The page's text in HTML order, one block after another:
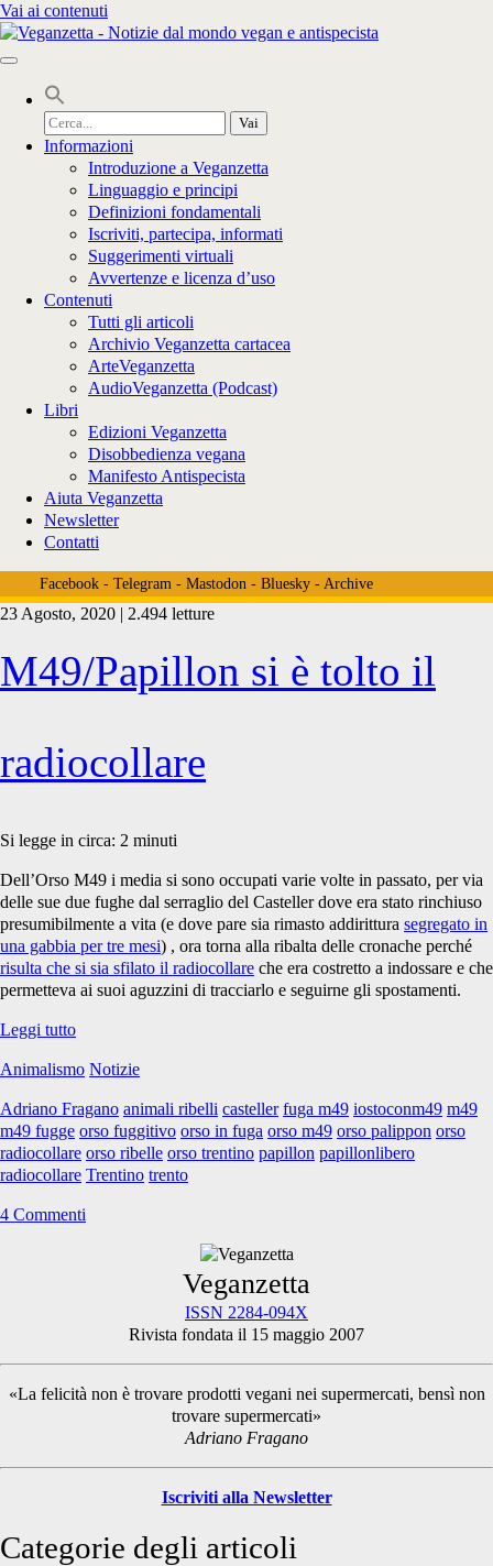
Vai ai contenuti
Cerca
per:
Informazioni
Introduzione a Veganzetta
Linguaggio e principi
Definizioni fondamentali
Iscriviti, partecipa, informati
Suggerimenti virtuali
Avvertenze e licenza d’uso
Contenuti
Tutti gli articoli
Archivio Veganzetta cartacea
ArteVeganzetta
AudioVeganzetta (Podcast)
Libri
Edizioni Veganzetta
Disobbedienza vegana
Manifesto Antispecista
Aiuta Veganzetta
Newsletter
Contatti
Facebook- Telegram- Mastodon- Bluesky- Archive
Tag:
<span>radiocollare</span>
23 Agosto, 2020 | 2.494 letture
M49/Papillon si è tolto il
radiocollare
Si legge in circa: 2 minuti
Dell’Orso M49 i media si sono occupati varie volte in passato, per via
delle sue due fughe dal serraglio del Casteller dove era stato rinchiuso
presumibilmente a vita (e dove pare sia rimasto addirittura segregato in
una gabbia per tre mesi) , ora torna alla ribalta delle cronache perché
risulta che si sia sfilato il radiocollare che era costretto a indossare e che
permetteva ai suoi aguzzini di tracciarlo e seguirne gli spostamenti.
Leggi tuttoM49/Papillon
è
il
radiocollare
Animalismo Notizie
Adriano Fragano animali ribelli casteller fuga m49 iostoconm49 m49
m49 fugge orso fuggitivo orso in fuga orso m49 orso palippon orso
radiocollare orso ribelle orso trentino papillon papillonlibero
radiocollare Trentino trento
4 Commenti
Sidebar
Veganzetta
ISSN 2284-094X
Rivista fondata il 15 maggio 2007
«La felicità non è trovare prodotti vegani nei supermercati, bensì non
trovare supermercati»
Adriano Fragano
Iscriviti alla Newsletter
Categorie degli articoli